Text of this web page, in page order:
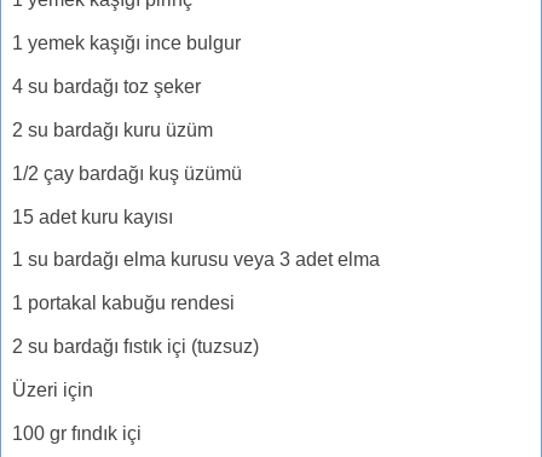
1 yemek kaşığı ince bulgur
4 su bardağı toz şeker
2 su bardağı kuru üzüm
1/2 çay bardağı kuş üzümü
15 adet kuru kayısı
1 su bardağı elma kurusu veya 3 adet elma
1 portakal kabuğu rendesi
2 su bardağı fıstık içi (tuzsuz)
Üzeri için
100 gr fındık içi